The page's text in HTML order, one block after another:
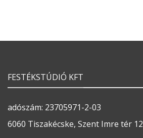
FESTÉKSTÚDIÓ KFT
adószám: 23705971-2-03
6060 Tiszakécske, Szent Imre tér 12